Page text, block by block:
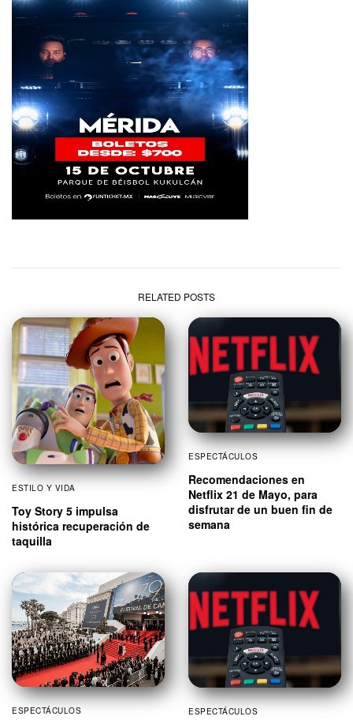
RELATED POSTS
ESTILO Y VIDA
Toy Story 5 impulsa
histórica recuperación de
taquilla
ESPECTÁCULOS
Recomendaciones en
Netflix 21 de Mayo, para
disfrutar de un buen fin de
semana
ESPECTÁCULOS ESPECTÁCULOS